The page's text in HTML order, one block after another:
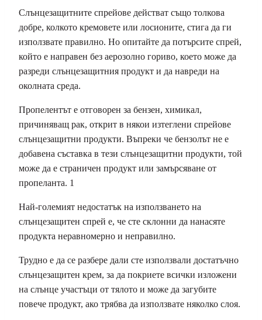
Слънцезащитните спрейове действат също толкова
добре, колкото кремовете или лосионите, стига да ги
използвате правилно. Но опитайте да потърсите спрей,
който е направен без аерозолно гориво, което може да
разреди слънцезащитния продукт и да навреди на
околната среда.
Пропелентът е отговорен за бензен, химикал,
причиняващ рак, открит в някои изтеглени спрейове
слънцезащитни продукти. Въпреки че бензолът не е
добавена съставка в тези слънцезащитни продукти, той
може да е страничен продукт или замърсяване от
пропеланта. 1
Най-големият недостатък на използването на
слънцезащитен спрей е, че сте склонни да нанасяте
продукта неравномерно и неправилно.
Трудно е да се разбере дали сте използвали достатъчно
слънцезащитен крем, за да покриете всички изложени
на слънце участъци от тялото и може да загубите
повече продукт, ако трябва да използвате няколко слоя.